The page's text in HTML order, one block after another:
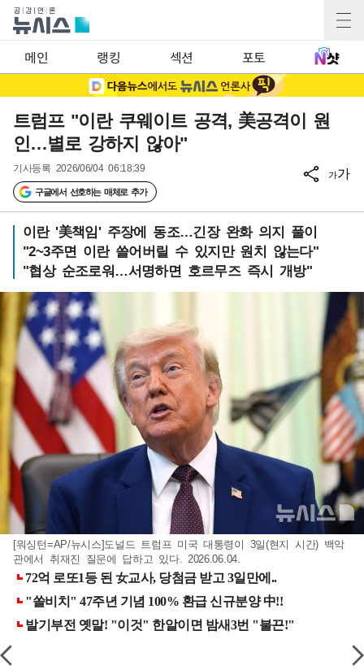
메인 랭킹 섹션 포토
트럼프 "이란 쿠웨이트 공격, 美공격이 원
인…별로 강하지 않아"
기사등록 2026/06/04 06:18:39
구글에서 선호하는 매체로 추가
가가
이란 '美책임' 주장에 동조…긴장 완화 의지 풀이
"2~3주면 이란 쓸어버릴 수 있지만 원치 않는다"
"협상 순조로워…서명하면 호르무즈 즉시 개방"
[워싱턴=AP/뉴시스]도널드 트럼프 미국 대통령이 3일(현지 시간) 백악
관에서 취재진 질문에 답하고 있다. 2026.06.04.